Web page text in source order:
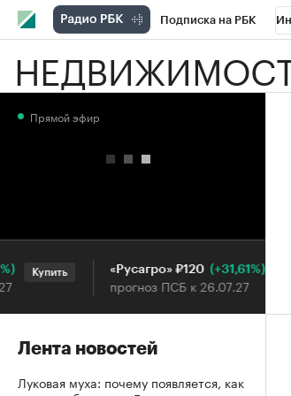
Подписка на РБК
РБК Вино Спорт
Прямой эфир
Купить «Русагро» ₽120 (+31,61%)
прогноз ПСБ к 26.07.27
Купить
Лента новостей
Луковая муха: почему появляется, как